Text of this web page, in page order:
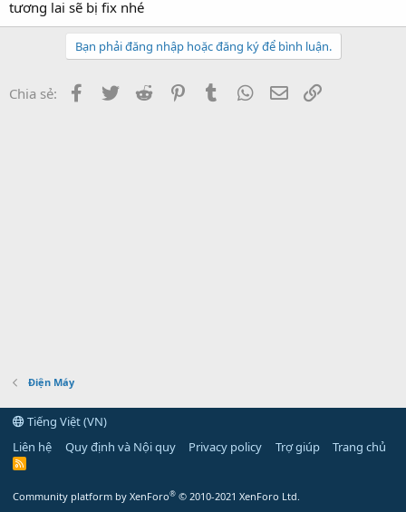
e
r
tương lai sẽ bị fix nhé
Bạn phải đăng nhập hoặc đăng ký để bình luận.
Chia sẻ: Facebook
Twitter Reddit PinterestTumblr WhatsApp
Email
Điện Máy
Tiếng Việt (VN)
Liên hệ
Quy định và Nội quy Privacy policy Trợ giúp Trang chủ
R
Community platform by XenForo® © 2010-2021 XenForo Ltd.